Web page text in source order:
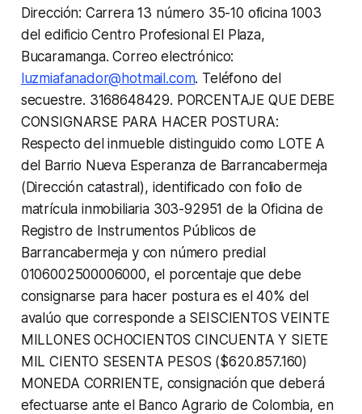
Dirección: Carrera 13 número 35-10 oficina 1003
del edificio Centro Profesional El Plaza,
Bucaramanga. Correo electrónico:
luzmiafanador@hotmail.com. Teléfono del
secuestre. 3168648429. PORCENTAJE QUE DEBE
CONSIGNARSE PARA HACER POSTURA:
Respecto del inmueble distinguido como LOTE A
del Barrio Nueva Esperanza de Barrancabermeja
(Dirección catastral), identificado con folio de
matrícula inmobiliaria 303-92951 de la Oficina de
Registro de Instrumentos Públicos de
Barrancabermeja y con número predial
0106002500006000, el porcentaje que debe
consignarse para hacer postura es el 40% del
avalúo que corresponde a SEISCIENTOS VEINTE
MILLONES OCHOCIENTOS CINCUENTA Y SIETE
MIL CIENTO SESENTA PESOS ($620.857.160)
MONEDA CORRIENTE, consignación que deberá
efectuarse ante el Banco Agrario de Colombia, en